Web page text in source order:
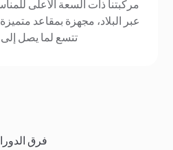
مركبتنا ذات السعة الأعلى
عبر البلاد، مجهزة بمقاعد
تتسع لما يصل إلى 56
فرق